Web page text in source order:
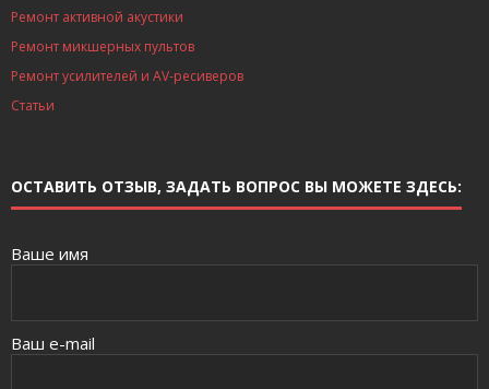
Ремонт активной акустики
Ремонт микшерных пультов
Ремонт усилителей и AV-ресиверов
Статьи
ОСТАВИТЬ ОТЗЫВ, ЗАДАТЬ ВОПРОС ВЫ МОЖЕТЕ ЗДЕСЬ:
Ваше имя
Ваш e-mail